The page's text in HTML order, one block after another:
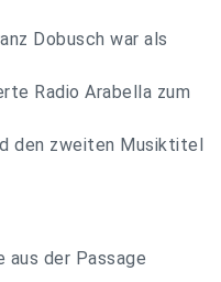
Dobusch war als
Radio Arabella zum
den zweiten Musiktitel
aus der Passage